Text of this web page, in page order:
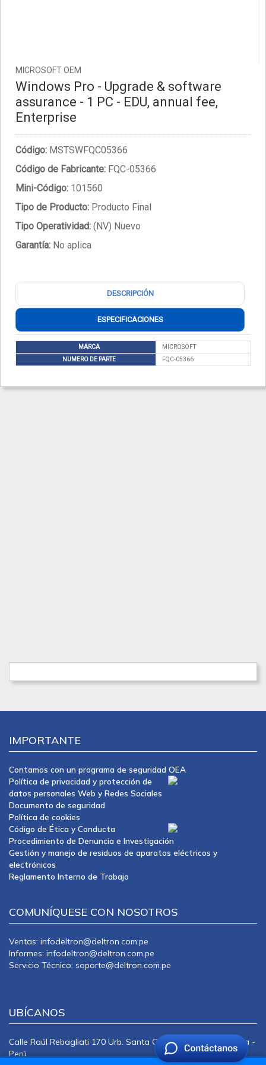
MICROSOFT OEM
Windows Pro - Upgrade & software
assurance - 1 PC - EDU, annual fee,
Enterprise
Código: MSTSWFQC05366
Código de Fabricante: FQC-05366
Mini-Código: 101560
Tipo de Producto: Producto Final
Tipo Operatividad: (NV) Nuevo
Garantía: No aplica
DESCRIPCIÓN
ESPECIFICACIONES
MARCA
MICROSOFT
NUMERO DE PARTE
FQC-05366
IMPORTANTE
Contamos con un programa de seguridad OEA
Política de privacidad y protección de
datos personales Web y Redes Sociales
Documento de seguridad
Política de cookies
Código de Ética y Conducta
Procedimiento de Denuncia e Investigación
Gestión y manejo de residuos de aparatos eléctricos y
electrónicos
Reglamento Interno de Trabajo
COMUNÍQUESE CON NOSOTROS
Ventas: infodeltron@deltron.com.pe
Informes: infodeltron@deltron.com.pe
Servicio Técnico: soporte@deltron.com.pe
UBÍCANOS
Calle Raúl Rebagliati 170 Urb. Santa Catalina La Victoria Lima -
Perú